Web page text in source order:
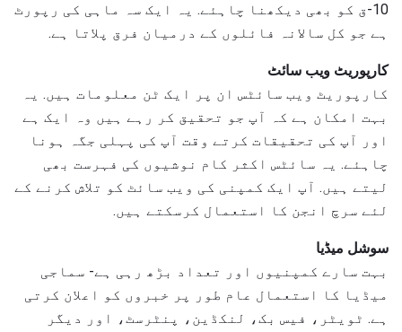
10-ق کو بھی دیکھنا چاہئے. یہ ایک سہ ماہی کی رپورٹ
ہے جو کل سالانہ فائلوں کے درمیان فرق پلاتا ہے.
کارپوریٹ ویب سائٹ
کارپوریٹ ویب سائٹس ان پر ایک ٹن معلومات ہیں. یہ
بہت امکان ہے کہ آپ جو تحقیق کر رہے ہیں وہ ایک ہے
اور آپ کی تحقیقات کرتے وقت آپ کی پہلی جگہ ہونا
چاہئے. یہ سائٹس اکثر کام نوشیوں کی فہرست بھی
لیتے ہیں. آپ ایک کمپنی کی ویب سائٹ کو تلاش کرنے کے
لئے سرچ انجن کا استعمال کرسکتے ہیں.
سوشل میڈیا
بہت سارے کمپنیوں اور تعداد بڑھ رہی ہے- سماجی
میڈیا کا استعمال عام طور پر خبروں کو اعلان کرتی
ہے. ٹویٹر، فیس بک، لنکڈین، پنٹرسٹ، اور دیگر